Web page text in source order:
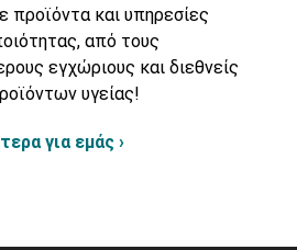
προϊόντα και υπηρεσίες
από τους
εγχώριους και διεθνείς
υγείας!
για εμάς ›